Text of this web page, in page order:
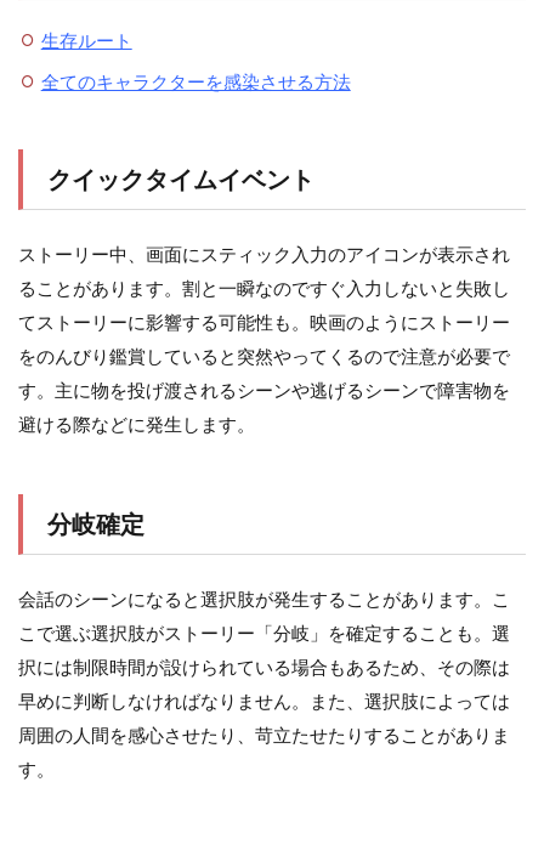
生存ルート
全てのキャラクターを感染させる方法
クイックタイムイベント
ストーリー中、画面にスティック入力のアイコンが表示され
ることがあります。割と一瞬なのですぐ入力しないと失敗し
てストーリーに影響する可能性も。映画のようにストーリー
をのんびり鑑賞していると突然やってくるので注意が必要で
す。主に物を投げ渡されるシーンや逃げるシーンで障害物を
避ける際などに発生します。
分岐確定
会話のシーンになると選択肢が発生することがあります。こ
こで選ぶ選択肢がストーリー「分岐」を確定することも。選
択には制限時間が設けられている場合もあるため、その際は
早めに判断しなければなりません。また、選択肢によっては
周囲の人間を感心させたり、苛立たせたりすることがありま
す。